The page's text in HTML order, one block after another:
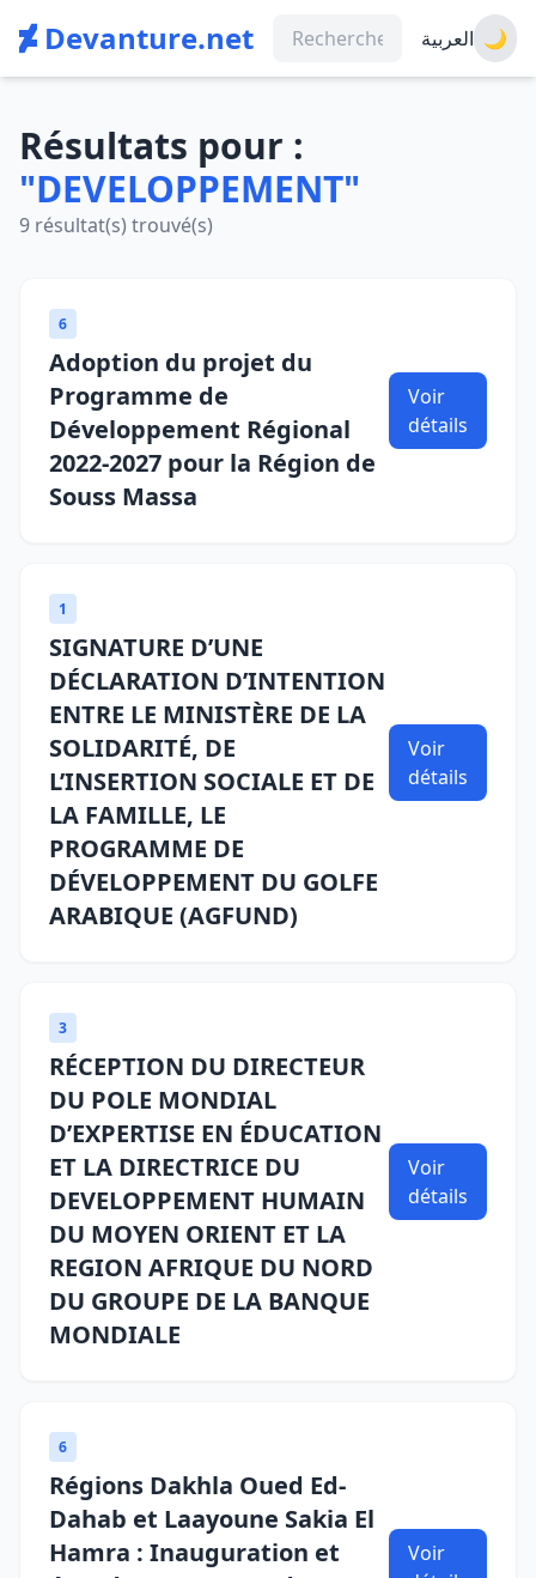
Devanture.net العربية 🌙
Résultats pour :
"DEVELOPPEMENT"
9 résultat(s) trouvé(s)
6
Adoption du projet du
Programme de
Développement Régional
2022-2027 pour la Région de
Souss Massa
Voir
détails
1
SIGNATURE D’UNE
DÉCLARATION D’INTENTION
ENTRE LE MINISTÈRE DE LA
SOLIDARITÉ, DE
L’INSERTION SOCIALE ET DE
LA FAMILLE, LE
PROGRAMME DE
DÉVELOPPEMENT DU GOLFE
ARABIQUE (AGFUND)
Voir
détails
3
RÉCEPTION DU DIRECTEUR
DU POLE MONDIAL
D’EXPERTISE EN ÉDUCATION
ET LA DIRECTRICE DU
DEVELOPPEMENT HUMAIN
DU MOYEN ORIENT ET LA
REGION AFRIQUE DU NORD
DU GROUPE DE LA BANQUE
MONDIALE
Voir
détails
6
Régions Dakhla Oued Ed-
Dahab et Laayoune Sakia El
Hamra : Inauguration et
Voir